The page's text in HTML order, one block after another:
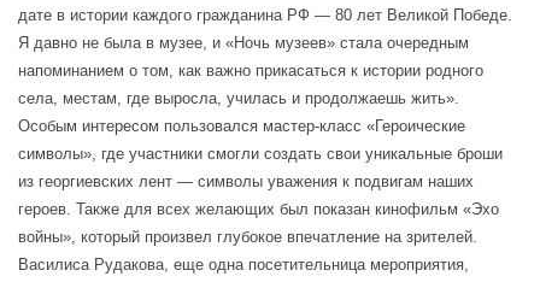
дате в истории каждого гражданина РФ — 80 лет Великой Победе.
Я давно не была в музее, и «Ночь музеев» стала очередным
напоминанием о том, как важно прикасаться к истории родного
села, местам, где выросла, училась и продолжаешь жить».
Особым интересом пользовался мастер-класс «Героические
символы», где участники смогли создать свои уникальные броши
из георгиевских лент — символы уважения к подвигам наших
героев. Также для всех желающих был показан кинофильм «Эхо
войны», который произвел глубокое впечатление на зрителей.
Василиса Рудакова, еще одна посетительница мероприятия,